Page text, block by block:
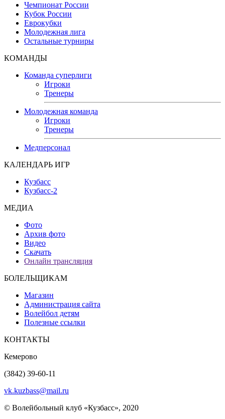
Чемпионат России
Кубок России
Еврокубки
Молодежная лига
Остальные турниры
КОМАНДЫ
Команда суперлиги
Игроки
Тренеры
Молодежная команда
Игроки
Тренеры
Медперсонал
КАЛЕНДАРЬ ИГР
Кузбасс
Кузбасс-2
МЕДИА
Фото
Архив фото
Видео
Скачать
Онлайн трансляция
БОЛЕЛЬЩИКАМ
Магазин
Администрация сайта
Волейбол детям
Полезные ссылки
КОНТАКТЫ
Кемерово
(3842) 39-60-11
vk.kuzbass@mail.ru
© Волейбольный клуб «Кузбасс», 2020